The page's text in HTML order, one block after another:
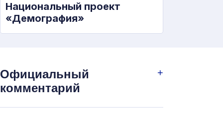
Национальный проект
«Демография»
Официальный
комментарий